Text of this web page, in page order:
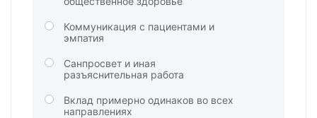
Коммуникация с пациентами и
эмпатия
Санпросвет и иная
разъяснительная работа
Вклад примерно одинаков во всех
направлениях